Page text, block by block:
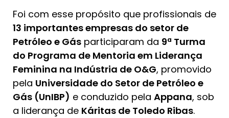
Foi com esse propósito que profissionais de
13 importantes empresas do setor de
Petróleo e Gás participaram da 9ª Turma
do Programa de Mentoria em Liderança
Feminina na Indústria de O&G, promovido
pela Universidade do Setor de Petróleo e
Gás (UnIBP) e conduzido pela Appana, sob
a liderança de Káritas de Toledo Ribas.